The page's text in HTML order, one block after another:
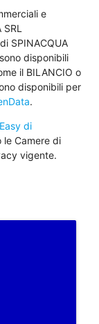
e
SPINACQUA
disponibili
il BILANCIO o
disponibili per
.
di
le Camere di
vigente.